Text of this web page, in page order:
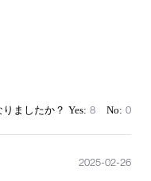
8 0
2025-02-26